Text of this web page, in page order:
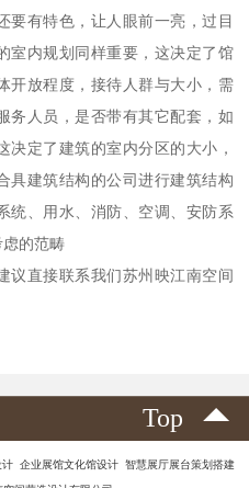
要有特色，让人眼前一亮，过目
室内规划同样重要，这决定了馆
开放程度，接待人群与大小，需
务人员，是否带有其它配套，如
决定了建筑的室内分区的大小，
具建筑结构的公司进行建筑结构
统、用水、消防、空调、安防系
的范畴
议直接联系我们苏州映江南空间
Top
企业展馆文化馆设计 智慧展厅展台策划搭建